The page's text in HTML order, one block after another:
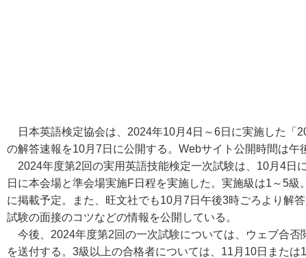
日本英語検定協会は、2024年10月4日～6日に実施した「
の解答速報を10月7日に公開する。Webサイト公開時間は午
2024年度第2回の実用英語技能検定一次試験は、10月4日
日に本会場と準会場実施F日程を実施した。実施級は1～5
に掲載予定。また、旺文社でも10月7日午後3時ごろより解
試験の面接のコツなどの情報を公開している。
今後、2024年度第2回の一次試験については、ウェブ合否
を送付する。3級以上の合格者については、11月10日また